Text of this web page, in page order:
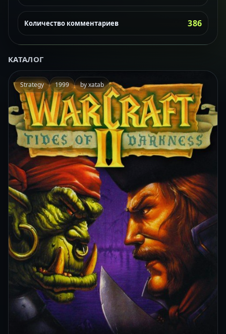
Количество комментариев 386
КАТАЛОГ
Strategy 1999 by xatab